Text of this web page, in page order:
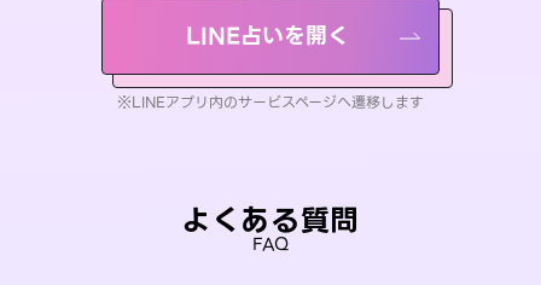
LINE占いを開く
※LINEアプリ内のサービスページへ遷移します
よくある質問
FAQ